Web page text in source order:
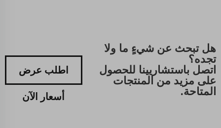
هل تبحث عن شيءٍ ما ولا
تجده؟
اتصل باستشاريينا للحصول
على مزيد من المنتجات
المتاحة.
اطلب عرض
أسعار الآن